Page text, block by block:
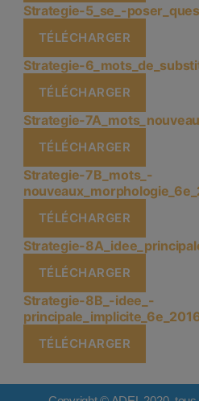
Strategie-5_se_-
TÉLÉCHARGER
Strategie-
TÉLÉCHARGER
Strategie-
TÉLÉCHARGER
Strategie-7B_mots_-
TÉLÉCHARGER
Strategie-
TÉLÉCHARGER
Strategie-8B_-idee_-
TÉLÉCHARGER